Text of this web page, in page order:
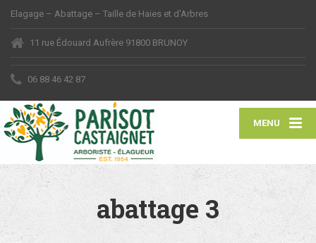
Elagage – Abattage – Taille de Haies et d'Arbres
11 rue Édouard Aufrère 91800 BRUNOY
06 88 46 42 87
MENU
abattage 3